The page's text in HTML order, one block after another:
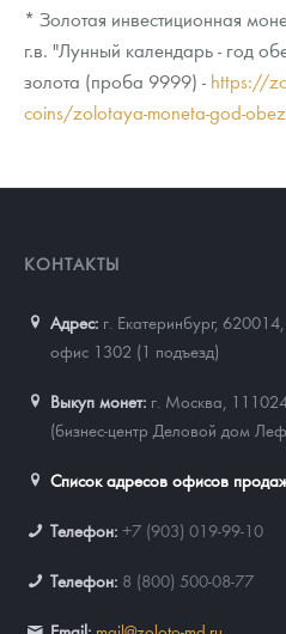
* Золотая инвестиционная
г.в. "Лунный календарь - год
золота (проба 9999) - https://
coins/zolotaya-moneta-god-
КОНТАКТЫ
Адрес: г. Екатеринбург, 620014
офис 1302 (1 подъезд)
Выкуп монет: г. Москва,
(бизнес-центр Деловой дом
Список адресов офисов
Телефон: +7 (903) 019-99-10
Телефон: 8 (800) 500-08-77